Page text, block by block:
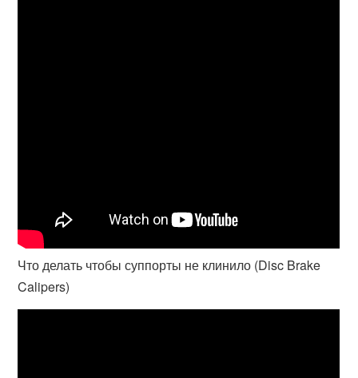
Что делать чтобы суппорты не клинило (Disc Brake
Calipers)